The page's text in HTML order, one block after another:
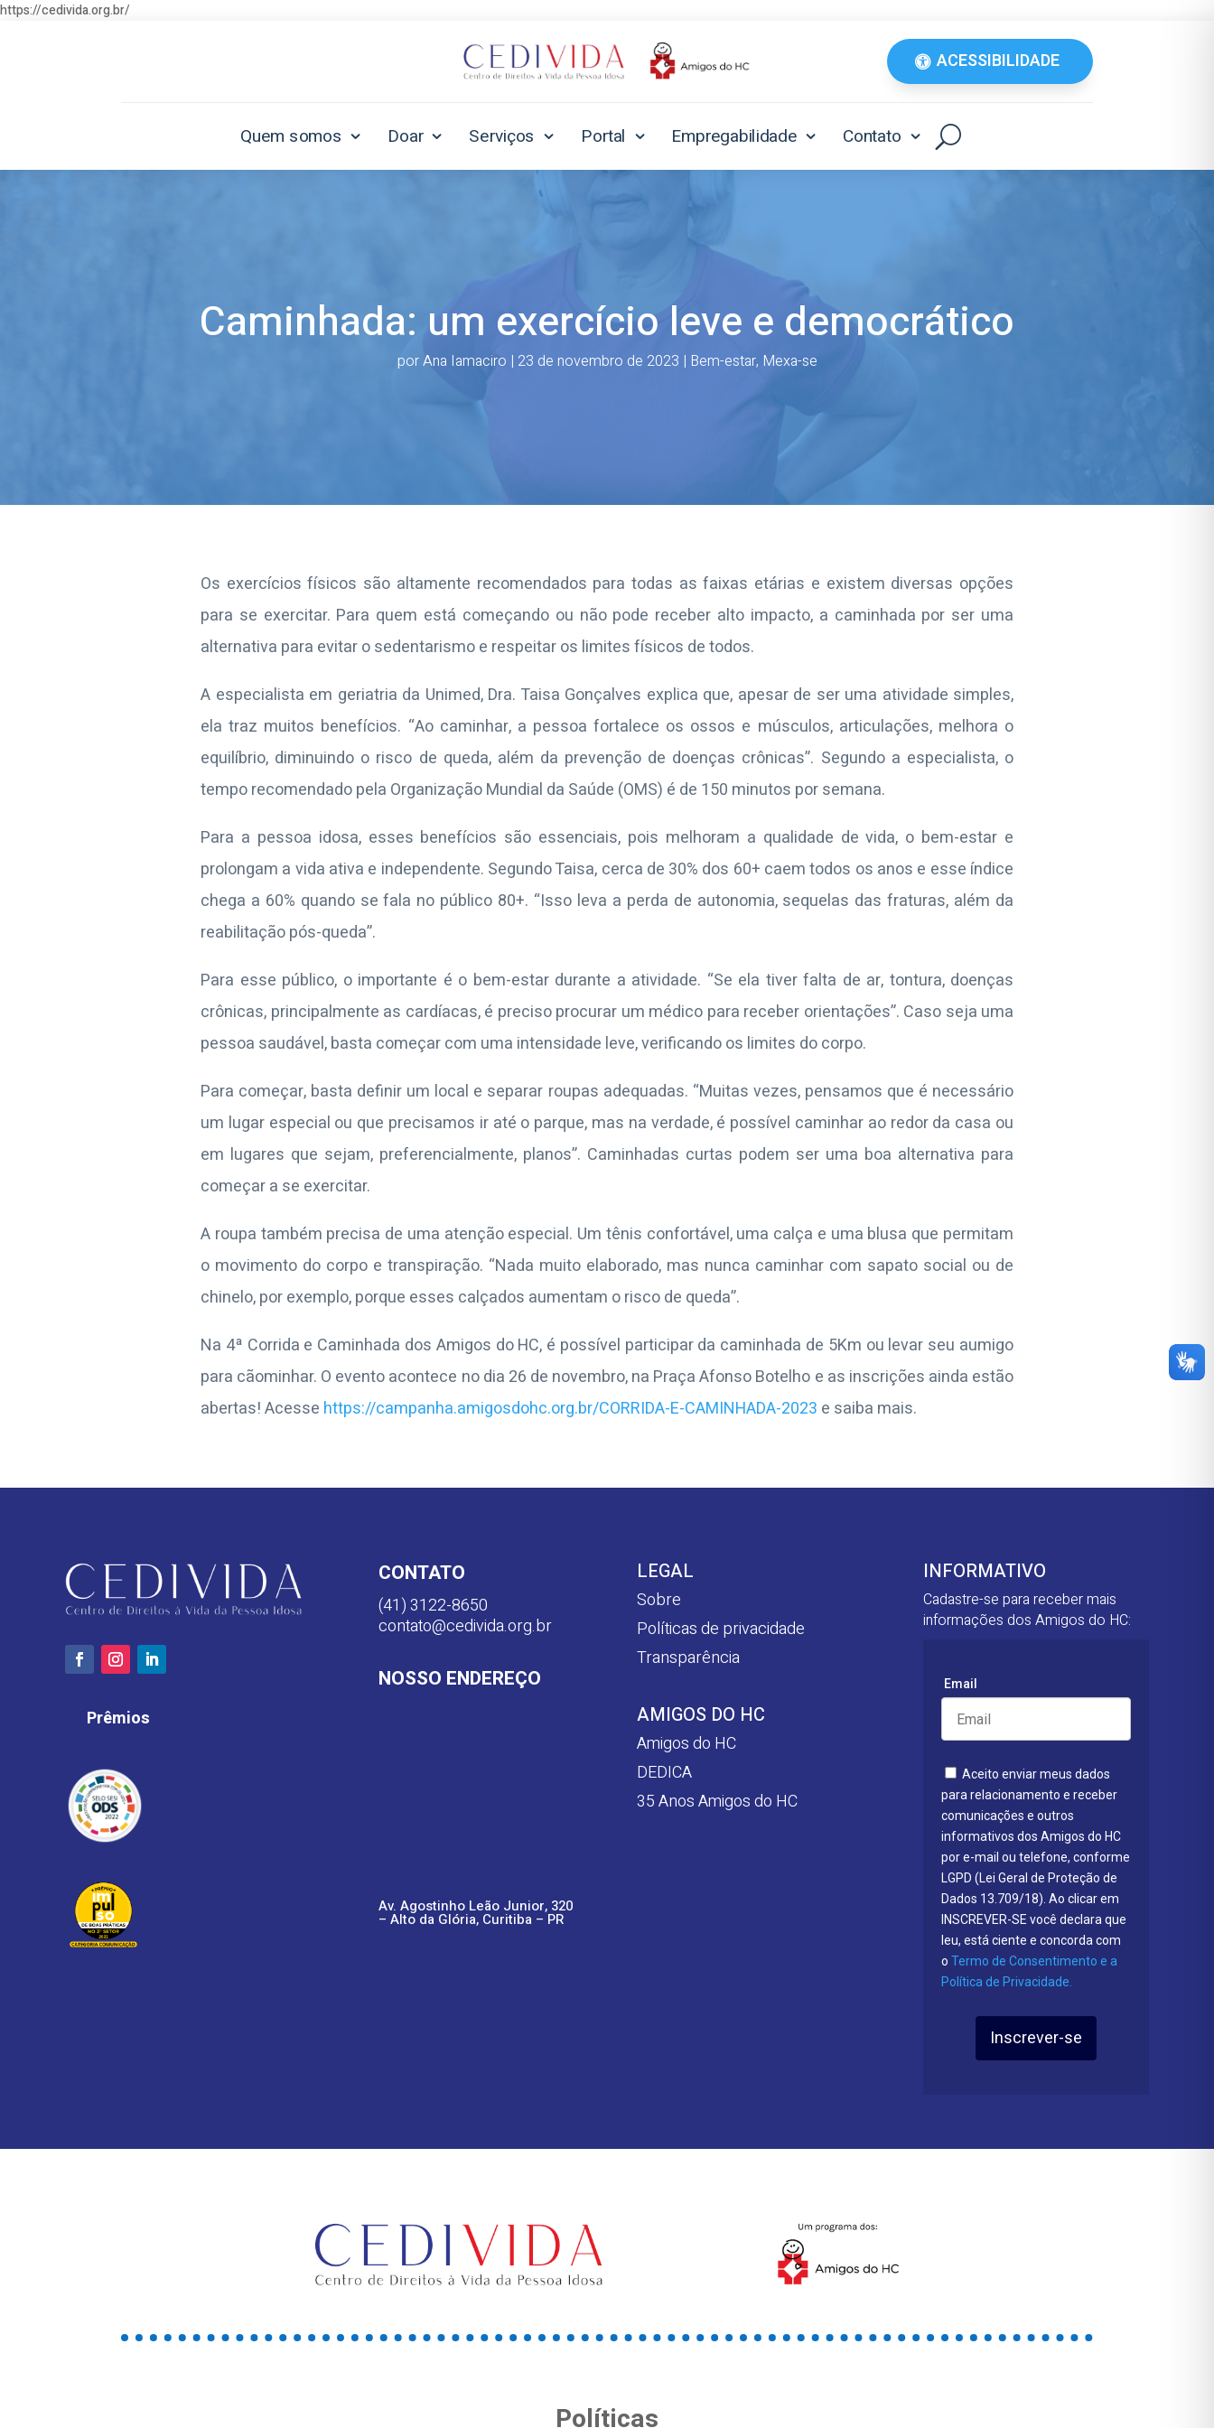
https://cedivida.org.br/
ACESSIBILIDADE
Quem somos Doar Serviços Portal Empregabilidade Contato
Caminhada: um exercício leve e democrático
porAna Iamaciro | 23 de novembro de 2023 | Bem-estar, Mexa-se
Os exercícios físicos são altamente recomendados para todas as faixas etárias e existem diversas opções
para se exercitar. Para quem está começando ou não pode receber alto impacto, a caminhada por ser uma
alternativa para evitar o sedentarismo e respeitar os limites físicos de todos.
A especialista em geriatria da Unimed, Dra. Taisa Gonçalves explica que, apesar de ser uma atividade simples,
ela traz muitos benefícios. “Ao caminhar, a pessoa fortalece os ossos e músculos, articulações, melhora o
equilíbrio, diminuindo o risco de queda, além da prevenção de doenças crônicas”. Segundo a especialista, o
tempo recomendado pela Organização Mundial da Saúde (OMS) é de 150 minutos por semana.
Para a pessoa idosa, esses benefícios são essenciais, pois melhoram a qualidade de vida, o bem-estar e
prolongam a vida ativa e independente. Segundo Taisa, cerca de 30% dos 60+ caem todos os anos e esse índice
chega a 60% quando se fala no público 80+. “Isso leva a perda de autonomia, sequelas das fraturas, além da
reabilitação pós-queda”.
Para esse público, o importante é o bem-estar durante a atividade. “Se ela tiver falta de ar, tontura, doenças
crônicas, principalmente as cardíacas, é preciso procurar um médico para receber orientações”. Caso seja uma
pessoa saudável, basta começar com uma intensidade leve, verificando os limites do corpo.
Para começar, basta definir um local e separar roupas adequadas. “Muitas vezes, pensamos que é necessário
um lugar especial ou que precisamos ir até o parque, mas na verdade, é possível caminhar ao redor da casa ou
em lugares que sejam, preferencialmente, planos”. Caminhadas curtas podem ser uma boa alternativa para
começar a se exercitar.
A roupa também precisa de uma atenção especial. Um tênis confortável, uma calça e uma blusa que permitam
o movimento do corpo e transpiração. “Nada muito elaborado, mas nunca caminhar com sapato social ou de
chinelo, por exemplo, porque esses calçados aumentam o risco de queda”.
Na 4ª Corrida e Caminhada dos Amigos do HC, é possível participar da caminhada de 5Km ou levar seu aumigo
para cãominhar. O evento acontece no dia 26 de novembro, na Praça Afonso Botelho e as inscrições ainda estão
abertas! Acesse https://campanha.amigosdohc.org.br/CORRIDA-E-CAMINHADA-2023 e saiba mais.
Prêmios
CONTATO
(41) 3122-8650
contato@cedivida.org.br
NOSSO ENDEREÇO
Av. Agostinho Leão Junior, 320
– Alto da Glória, Curitiba – PR
LEGAL
Sobre
Políticas de privacidade
Transparência
AMIGOS DO HC
Amigos do HC
DEDICA
35 Anos Amigos do HC
INFORMATIVO
Cadastre-se para receber mais
informações dos Amigos do HC:
Email
Aceito enviar meus dados
para relacionamento e receber
comunicações e outros
informativos dos Amigos do HC
por e-mail ou telefone, conforme
LGPD (Lei Geral de Proteção de
Dados 13.709/18). Ao clicar em
INSCREVER-SE você declara que
leu, está ciente e concorda com
o Termo de Consentimento e a
Política de Privacidade.
Inscrever-se
Políticas